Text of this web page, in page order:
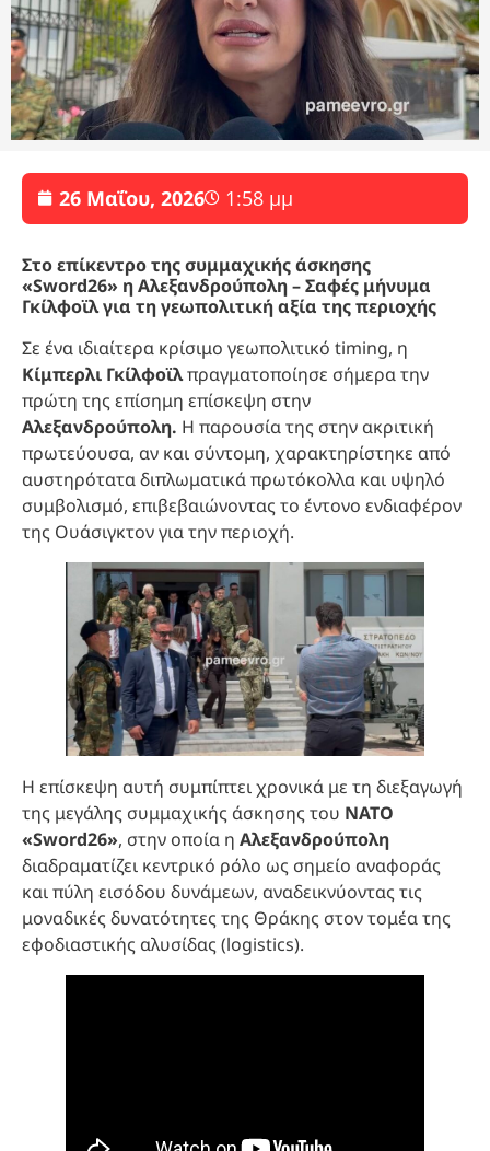
26 Μαΐου, 2026 1:58 μμ
Στο επίκεντρο της συμμαχικής άσκησης
«Sword26» η Αλεξανδρούπολη – Σαφές μήνυμα
Γκίλφοϊλ για τη γεωπολιτική αξία της περιοχής
Σε ένα ιδιαίτερα κρίσιμο γεωπολιτικό timing, η
Κίμπερλι Γκίλφοϊλπραγματοποίησε σήμερα την
πρώτη της επίσημη επίσκεψη στην
Αλεξανδρούπολη. Η παρουσία της στην ακριτική
πρωτεύουσα, αν και σύντομη, χαρακτηρίστηκε από
αυστηρότατα διπλωματικά πρωτόκολλα και υψηλό
συμβολισμό, επιβεβαιώνοντας το έντονο ενδιαφέρον
της Ουάσιγκτον για την περιοχή.
Η επίσκεψη αυτή συμπίπτει χρονικά με τη διεξαγωγή
της μεγάλης συμμαχικής άσκησης του ΝΑΤΟ
«Sword26», στην οποία η Αλεξανδρούπολη
διαδραματίζει κεντρικό ρόλο ως σημείο αναφοράς
και πύλη εισόδου δυνάμεων, αναδεικνύοντας τις
μοναδικές δυνατότητες της Θράκης στον τομέα της
εφοδιαστικής αλυσίδας (logistics).